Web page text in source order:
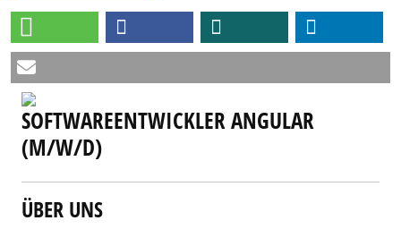
SOFTWAREENTWICKLER ANGULAR
(M/W/D)
ÜBER UNS